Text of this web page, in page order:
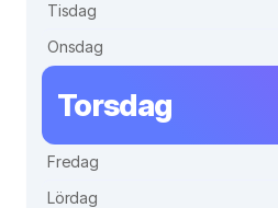
Tisdag
Onsdag
Torsdag
Fredag
Lördag